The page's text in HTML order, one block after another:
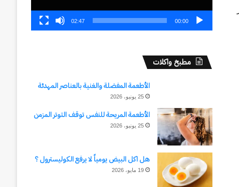
00:00
02:47
مطبخ واكلات
الأطعمة المفضلة والغنية بالعناصر المهدئة
25 يونيو، 2026
الأطعمة المريحة للنفس توقف التوتر المزمن
25 يونيو، 2026
هل اكل البيض يومياً لا يرفع الكوليسترول ؟
19 مايو، 2026